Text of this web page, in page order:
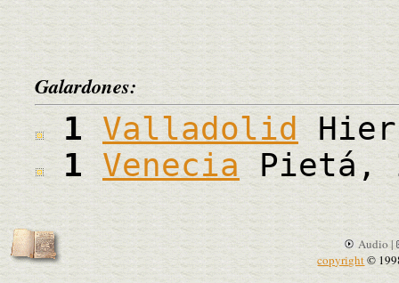
Galardones:
1 Valladolid
1VeneciaPietá,
Audio |
copyright©